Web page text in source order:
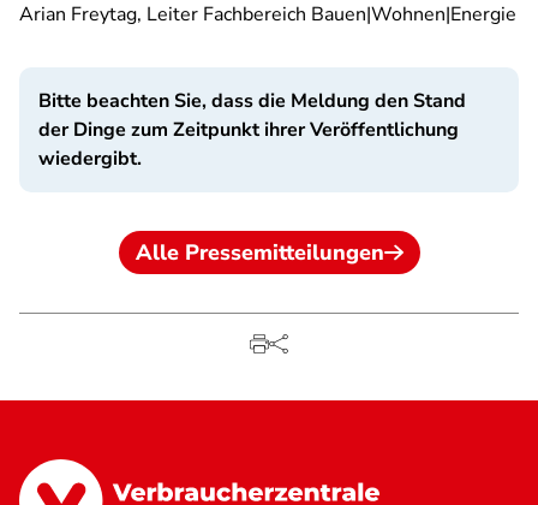
Arian Freytag, Leiter Fachbereich Bauen|Wohnen|Energie
Bitte beachten Sie, dass die Meldung den Stand
der Dinge zum Zeitpunkt ihrer Veröffentlichung
wiedergibt.
Alle Pressemitteilungen